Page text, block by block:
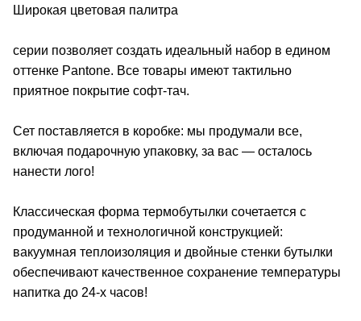
Широкая цветовая палитра
серии позволяет создать идеальный набор в едином
оттенке Pantone. Все товары имеют тактильно
приятное покрытие софт-тач.
Сет поставляется в коробке: мы продумали все,
включая подарочную упаковку, за вас — осталось
нанести лого!
Классическая форма термобутылки сочетается с
продуманной и технологичной конструкцией:
вакуумная теплоизоляция и двойные стенки бутылки
обеспечивают качественное сохранение температуры
напитка до 24-х часов!